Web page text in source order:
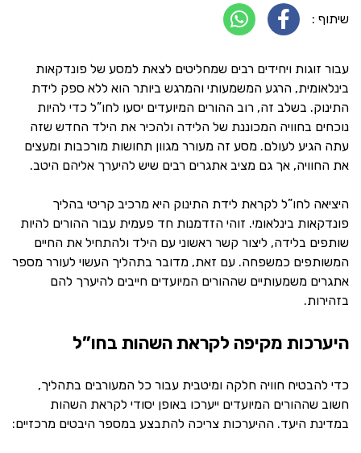
שיתוף :
עבור זוגות ויחידים רבים שמחליטים לצאת למסע של פונדקאות
בינלאומית, הרגע המשמעותי והמרגש ביותר הוא ללא ספק לידת
התינוק. בשלב זה, רוב ההורים המיועדים יסעו לחו”ל כדי להיות
נוכחים בחוויה המכוננת של הלידה ולהכיר את הילד החדש שזה
עתה הגיע לעולם. מסע זה מעורר מגוון תחושות מורכבות ומעצים
את החוויה, אך גם מציב אתגרים רבים שיש להיערך אליהם היטב.
היציאה לחו”ל לקראת לידת התינוק היא מרכיב קריטי בהליך
פונדקאות בינלאומי. זוהי הזדמנות חד פעמית עבור ההורים להיות
שותפים בלידה, ליצור קשר ראשוני עם הילד ולהתחיל את החיים
המשותפים כמשפחה. עם זאת, מדובר בתהליך העשוי לעורר מספר
אתגרים משמעותיים שההורים המיועדים חייבים להיערך להם
בזהירות.
היערכות מקיפה לקראת השהות בחו”ל
כדי להבטיח חוויה חלקה ומיטבית עבור כל המעורבים בתהליך,
חשוב שההורים המיועדים ייערכו באופן יסודי לקראת השהות
במדינת היעד. ההיערכות צריכה להתבצע במספר היבטים מרכזיים: